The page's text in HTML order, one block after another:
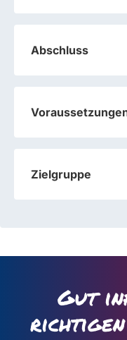
Abschluss
Zielgruppe
Gut